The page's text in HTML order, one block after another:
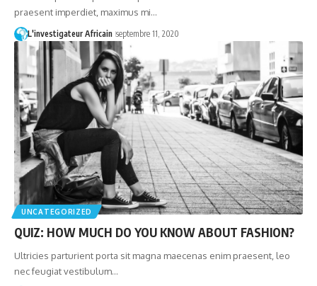
praesent imperdiet, maximus mi…
L'investigateur Africain septembre 11, 2020
UNCATEGORIZED
QUIZ: HOW MUCH DO YOU KNOW ABOUT FASHION?
Ultricies parturient porta sit magna maecenas enim praesent, leo
nec feugiat vestibulum…